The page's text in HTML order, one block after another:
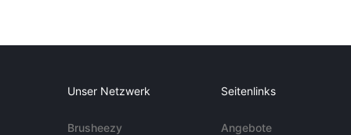
Unser Netzwerk
Brusheezy
Seitenlinks
Angebote